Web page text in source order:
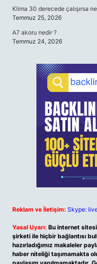
Klima 30 derecede çalışırsa
Temmuz 25, 2026
A7 akoru nedir ?
Temmuz 24, 2026
Reklam ve İletişim: Skype:
Yasal Uyarı: Bu internet
şirketi ile hiçbir bağlantısı
hazırladığımız makaleler
haber niteliği taşımamakta